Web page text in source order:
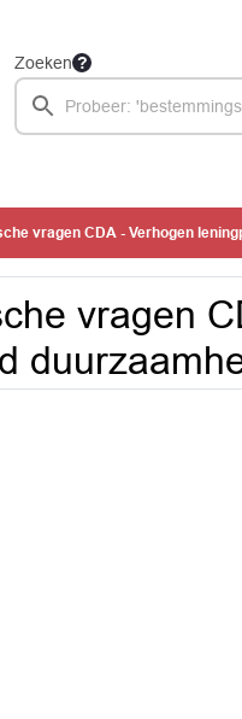
Zoeken
CDA - Verhogen leningplafond
vragen